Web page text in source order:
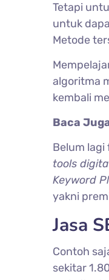
Tetapi
untuk
Metode
algoritma
kembali
Baca
Belum lagi
tools
Keyword
yakni
Jasa
Contoh
sekitar